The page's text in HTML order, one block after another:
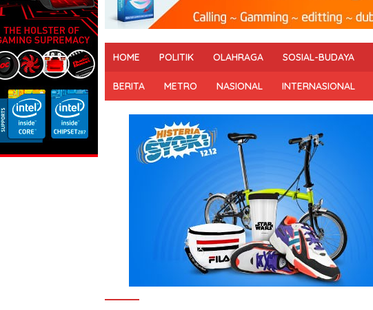
HOME POLITIK OLAHRAGA SOSIAL-BUDAYA
BERITA METRO NASIONAL INTERNASIONAL